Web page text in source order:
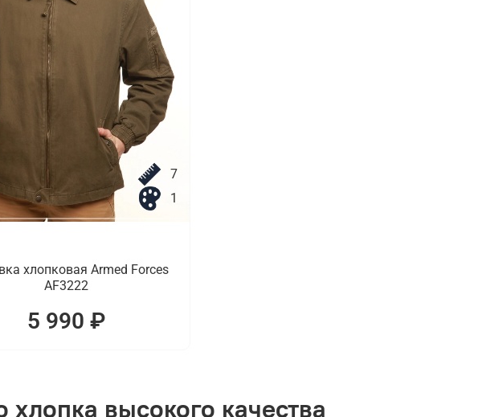
7
1
хлопковая Armed Forces
AF3222
5 990 ₽
высокого качества